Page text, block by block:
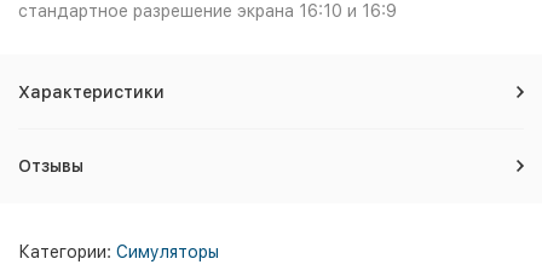
стандартное разрешение экрана 16:10 и 16:9
Характеристики
Отзывы
Категории: Симуляторы